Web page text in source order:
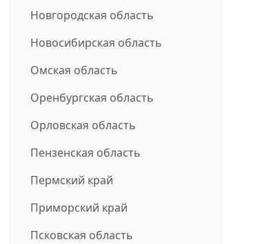
Новгородская область
Новосибирская область
Омская область
Оренбургская область
Орловская область
Пензенская область
Пермский край
Приморский край
Псковская область